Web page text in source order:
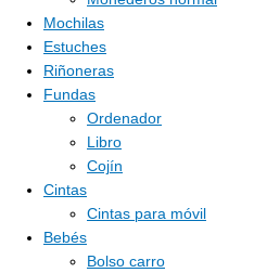
Mochilas
Estuches
Riñoneras
Fundas
Ordenador
Libro
Cojín
Cintas
Cintas para móvil
Bebés
Bolso carro